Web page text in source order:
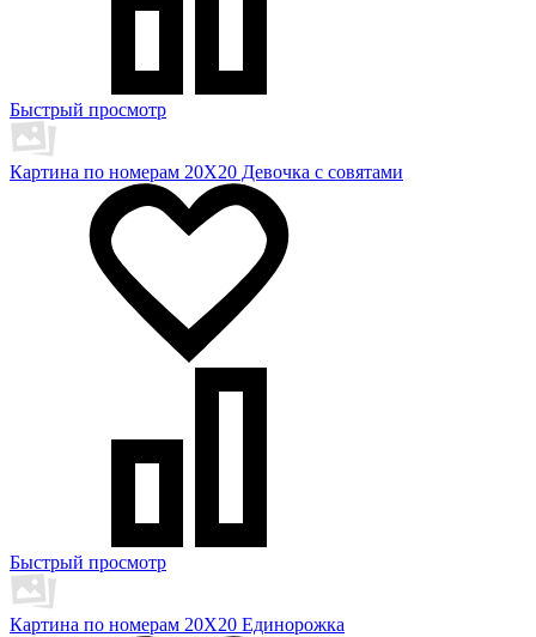
Быстрый просмотр
Картина по номерам 20Х20 Девочка с совятами
Быстрый просмотр
Картина по номерам 20Х20 Единорожка